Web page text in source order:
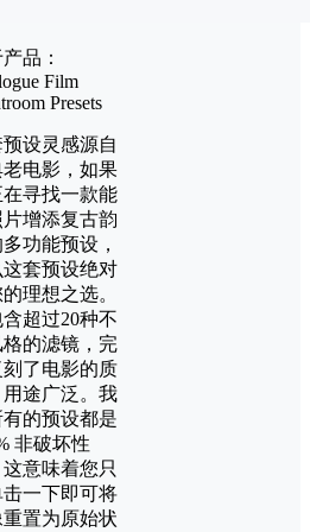
品：
Film
Presets
设灵感源自
电影，如果
寻找一款能
片增添复古韵
功能预设，
套预设绝对
理想之选。
超过20种不
格的滤镜，完
刻了电影的质
途广泛。我
的预设都是
非破坏性
意味着您只
击一下即可将
重置为原始状